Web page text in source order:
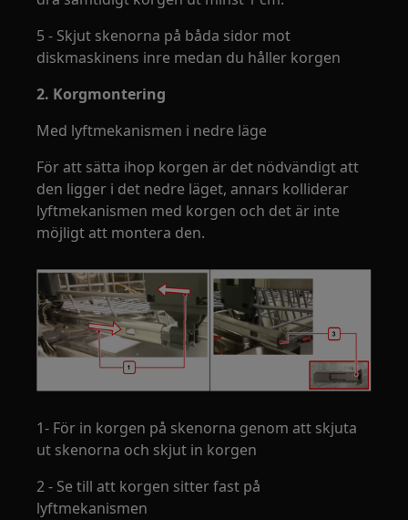
5 - Skjut skenorna på båda sidor mot
diskmaskinens inre medan du håller korgen
2. Korgmontering
Med lyftmekanismen i nedre läge
För att sätta ihop korgen är det nödvändigt att
den ligger i det nedre läget, annars kolliderar
lyftmekanismen med korgen och det är inte
möjligt att montera den.
1- För in korgen på skenorna genom att skjuta
ut skenorna och skjut in korgen
2 - Se till att korgen sitter fast på
lyftmekanismen